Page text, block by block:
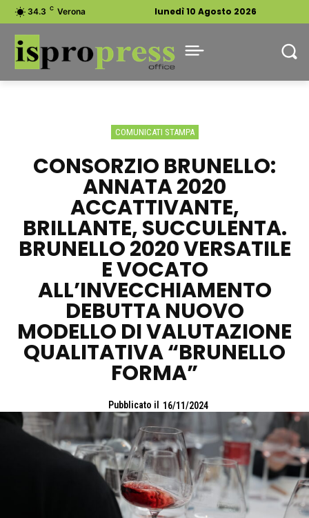
34.3 C Verona lunedì 10 Agosto 2026
COMUNICATI STAMPA
CONSORZIO BRUNELLO:
ANNATA 2020
ACCATTIVANTE,
BRILLANTE, SUCCULENTA.
BRUNELLO 2020 VERSATILE
E VOCATO
ALL’INVECCHIAMENTO
DEBUTTA NUOVO
MODELLO DI VALUTAZIONE
QUALITATIVA “BRUNELLO
FORMA”
Pubblicato il 16/11/2024